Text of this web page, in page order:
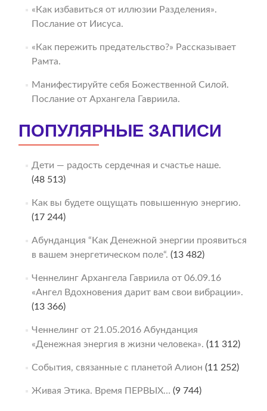
«Как избавиться от иллюзии Разделения».
Послание от Иисуса.
«Как пережить предательство?» Рассказывает
Рамта.
Манифестируйте себя Божественной Силой.
Послание от Архангела Гавриила.
ПОПУЛЯРНЫЕ ЗАПИСИ
Дети — радость сердечная и счастье наше.
(48 513)
Как вы будете ощущать повышенную энергию.
(17 244)
Абунданция “Как Денежной энергии проявиться
в вашем энергетическом поле“. (13 482)
Ченнелинг Архангела Гавриила от 06.09.16
«Ангел Вдохновения дарит вам свои вибрации».
(13 366)
Ченнелинг от 21.05.2016 Абунданция
«Денежная энергия в жизни человека». (11 312)
События, связанные с планетой Алион (11 252)
Живая Этика. Время ПЕРВЫХ… (9 744)